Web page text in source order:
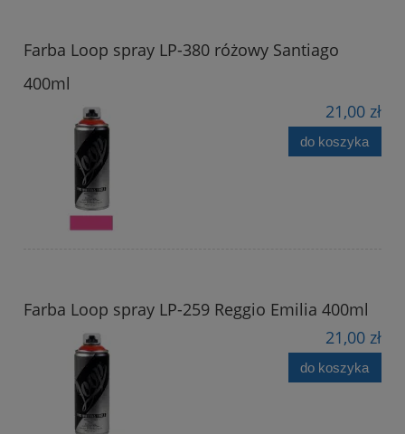
Farba Loop spray LP-380 różowy Santiago
400ml
21,00 zł
do koszyka
Farba Loop spray LP-259 Reggio Emilia 400ml
21,00 zł
do koszyka